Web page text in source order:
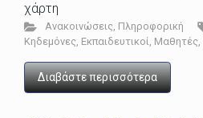
χάρτη
Ανακοινώσεις, Πληροφορική
Κηδεμόνες, Εκπαιδευτικοί, Μαθητές,
Διαβάστε περισσότερα